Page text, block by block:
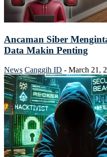
Ancaman Siber
Data Makin Penting
News Canggih ID - March 21,